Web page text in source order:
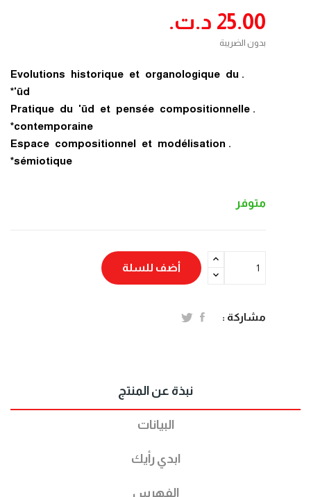
25.00 د.ت.‏
بدون الضريبة
.Evolutions historique et organologique du
'ūd*
.Pratique du 'ūd et pensée compositionnelle
contemporaine*
.Espace compositionnel et modélisation
sémiotique*
متوفر
أضف للسلة
مشاركة :
نبذة عن المنتج
البيانات
ابدي رأيك
الفهرس